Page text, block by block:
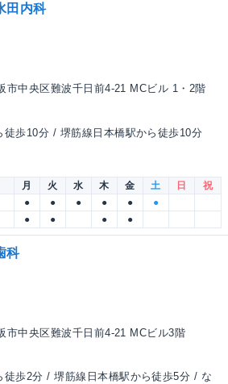
田内科
市中央区難波千日前4-21 MCビル 1・2階
徒歩10分 / 堺筋線日本橋駅から徒歩10分
月 火 水 木 金 土 日
祝
● ● ● ● ●
●
● ● ● ●
科
市中央区難波千日前4-21 MCビル3階
徒歩2分 / 堺筋線日本橋駅から徒歩5分 / な